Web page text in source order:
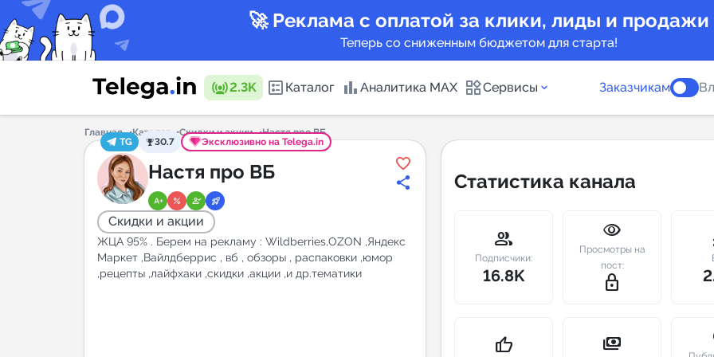
🚀 Реклама с оплатой за клики, лиды и продажи
Теперь со сниженным бюджетом для старта!
2.3K Каталог Аналитика MAX Сервисы
Каталог каналов
Горящие предложения
Индекс
Telegram
New
Заказчикам
Главная Каталог Скидки и акции
Настя про ВБ
TG
30.7 Эксклюзивно на Telega.in
Настя про ВБ
Скидки и акции
ЖЦА 95% . Берем на рекламу : Wildberries,OZON ,Яндекс
Маркет ,Вайлдберрис , вб , обзоры , распаковки ,юмор
,рецепты ,лайфхаки ,скидки ,акции ,и др.тематики
Статистика канала
group
Подписчики:
16.8K
visibility
Просмотры на
пост:
lock_outline
thumb_up payments